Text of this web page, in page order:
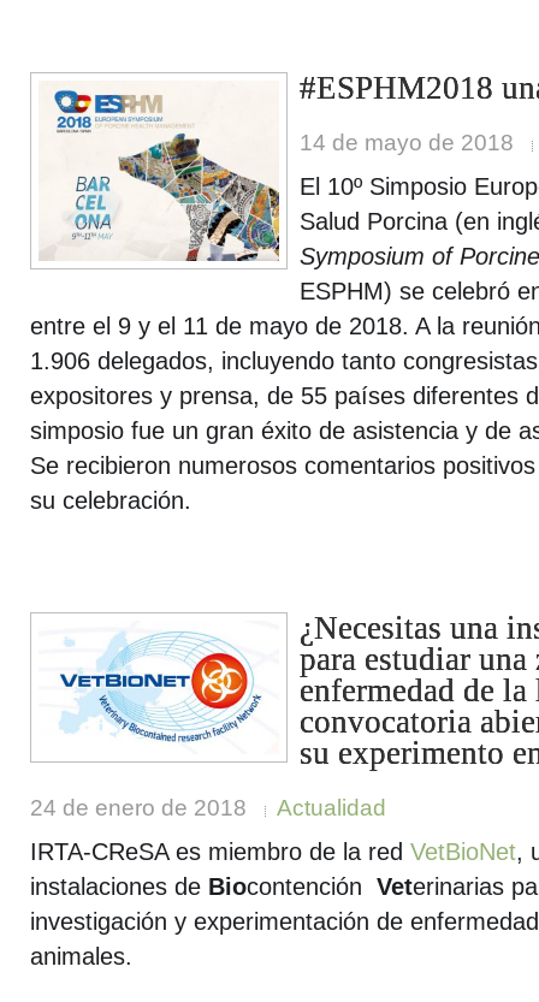
#ESPHM2018
14 de mayo de 2018
El 10º Simposio
Salud Porcina (en
Symposium of
ESPHM) se celebró
entre el 9 y el 11 de mayo de 2018. A la
1.906 delegados, incluyendo tanto
expositores y prensa, de 55 países diferentes
simposio fue un gran éxito de asistencia y de
Se recibieron numerosos comentarios
su celebración.
¿Necesitas una
para estudiar
enfermedad de
convocatoria
su experimento
24 de enero de 2018 Actualidad
IRTA-CReSA es miembro de la red VetBioNet,
instalaciones de Biocontención Veterinarias
investigación y experimentación de
animales.